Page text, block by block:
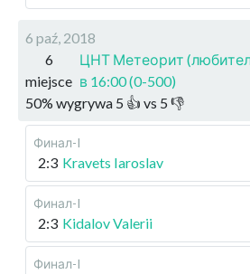
6 paź, 2018
6
miejsce
ЦНТ Метеорит
в 16:00 (0-500)
50% wygrywa 5 👍 vs 5 👎
Финал-I
2:3 Kravets Iaroslav
Финал-I
2:3 Kidalov Valerii
Финал-I